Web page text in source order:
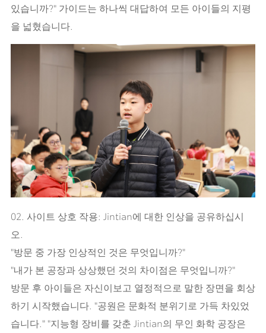
있습니까?" 가이드는 하나씩 대답하여 모든 아이들의 지평
을 넓혔습니다.
02. 사이트 상호 작용: Jintian에 대한 인상을 공유하십시
오.
"방문 중 가장 인상적인 것은 무엇입니까?"
"내가 본 공장과 상상했던 것의 차이점은 무엇입니까?"
방문 후 아이들은 자신이보고 열정적으로 말한 장면을 회상
하기 시작했습니다. "공원은 문화적 분위기로 가득 차있었
습니다." "지능형 장비를 갖춘 Jintian의 무인 화학 공장은